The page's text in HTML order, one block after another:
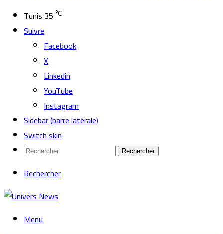
Tunis 35 ℃
Suivre
Facebook
X
Linkedin
YouTube
Instagram
Sidebar (barre latérale)
Switch skin
Rechercher
Rechercher
Menu